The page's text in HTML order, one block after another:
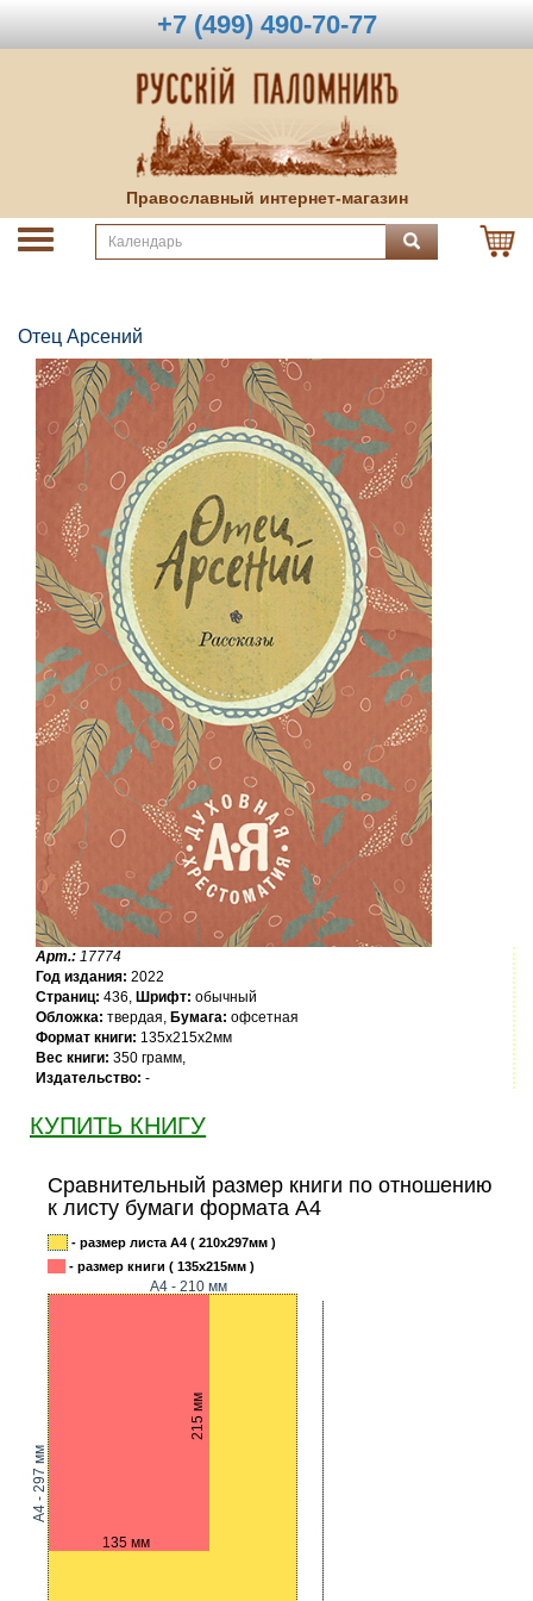
+7 (499) 490-70-77
Православный интернет-магазин
Отец Арсений
Арт.: 17774
Год издания: 2022
Страниц: 436, Шрифт: обычный
Обложка: твердая, Бумага: офсетная
Формат книги: 135x215x2мм
Вес книги: 350 грамм,
Издательство: -
КУПИТЬ КНИГУ
Сравнительный размер книги по отношению
к листу бумаги формата А4
- размер листа А4 ( 210x297мм )
- размер книги ( 135x215мм )
135 мм
215 мм
А4 - 210 мм
A4 - 297 мм